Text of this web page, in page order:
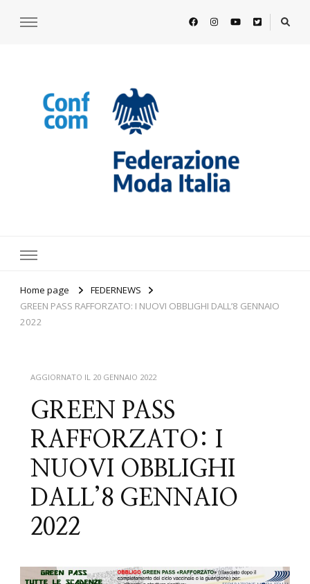
Home page
FEDERNEWS
GREEN PASS RAFFORZATO: I NUOVI OBBLIGHI DALL’8 GENNAIO
2022
AGGIORNATO IL 20 GENNAIO 2022
GREEN PASS
RAFFORZATO: I
NUOVI OBBLIGHI
DALL’8 GENNAIO
2022